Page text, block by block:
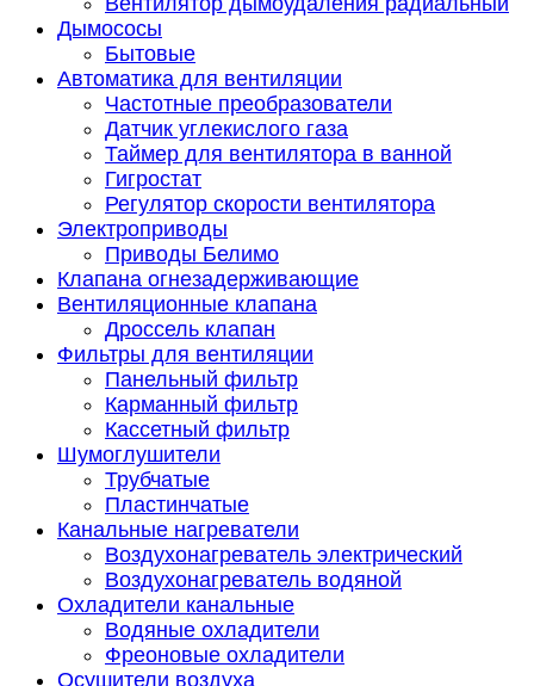
Дымососы
Бытовые
Автоматика для вентиляции
Частотные преобразователи
Датчик углекислого газа
Таймер для вентилятора в ванной
Гигростат
Регулятор скорости вентилятора
Электроприводы
Приводы Белимо
Клапана огнезадерживающие
Вентиляционные клапана
Дроссель клапан
Фильтры для вентиляции
Панельный фильтр
Карманный фильтр
Кассетный фильтр
Шумоглушители
Трубчатые
Пластинчатые
Канальные нагреватели
Воздухонагреватель электрический
Воздухонагреватель водяной
Охладители канальные
Водяные охладители
Фреоновые охладители
Осушители воздуха